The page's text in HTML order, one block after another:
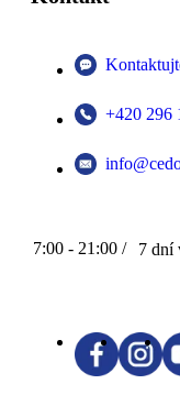
+420 296
7:00 - 21:00 / 7 dní